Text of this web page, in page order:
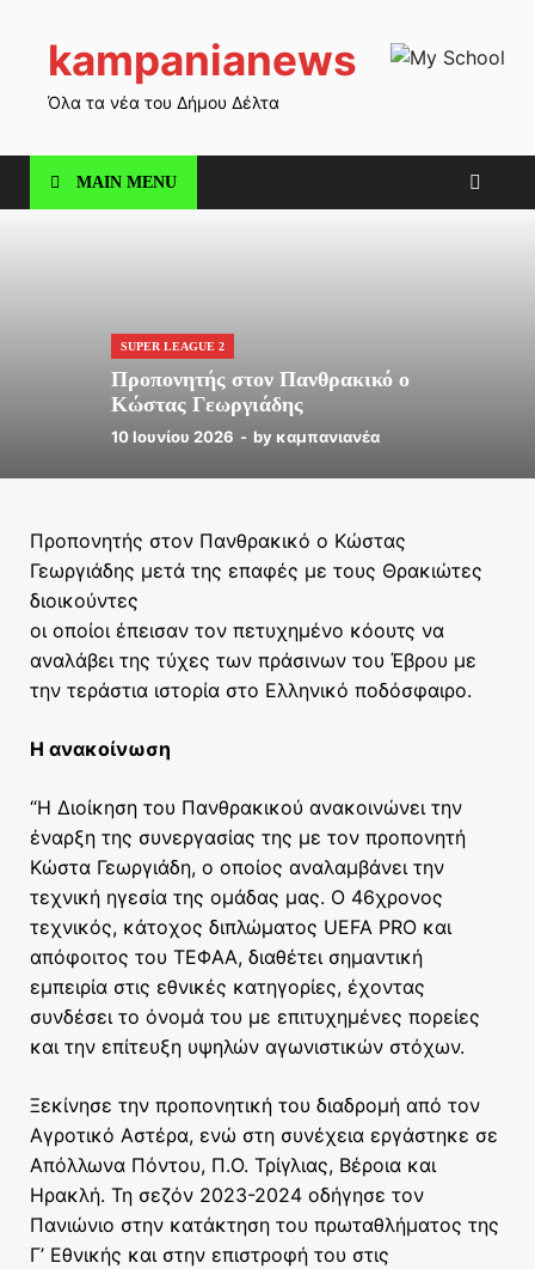
kampanianews
Όλα τα νέα του Δήμου Δέλτα
MAIN MENU
SUPER LEAGUE 2
Προπονητής στον Πανθρακικό ο
Κώστας Γεωργιάδης
10 Ιουνίου 2026 - by καμπανιανέα
Προπονητής στον Πανθρακικό ο Κώστας
Γεωργιάδης μετά της επαφές με τους Θρακιώτες
διοικούντες
οι οποίοι έπεισαν τον πετυχημένο κόουτς να
αναλάβει της τύχες των πράσινων του Έβρου με
την τεράστια ιστορία στο Ελληνικό ποδόσφαιρο.
Η ανακοίνωση
“Η Διοίκηση του Πανθρακικού ανακοινώνει την
έναρξη της συνεργασίας της με τον προπονητή
Κώστα Γεωργιάδη, ο οποίος αναλαμβάνει την
τεχνική ηγεσία της ομάδας μας. Ο 46χρονος
τεχνικός, κάτοχος διπλώματος UEFA PRO και
απόφοιτος του ΤΕΦΑΑ, διαθέτει σημαντική
εμπειρία στις εθνικές κατηγορίες, έχοντας
συνδέσει το όνομά του με επιτυχημένες πορείες
και την επίτευξη υψηλών αγωνιστικών στόχων.
Ξεκίνησε την προπονητική του διαδρομή από τον
Αγροτικό Αστέρα, ενώ στη συνέχεια εργάστηκε σε
Απόλλωνα Πόντου, Π.Ο. Τρίγλιας, Βέροια και
Ηρακλή. Τη σεζόν 2023-2024 οδήγησε τον
Πανιώνιο στην κατάκτηση του πρωταθλήματος της
Γ’ Εθνικής και στην επιστροφή του στις